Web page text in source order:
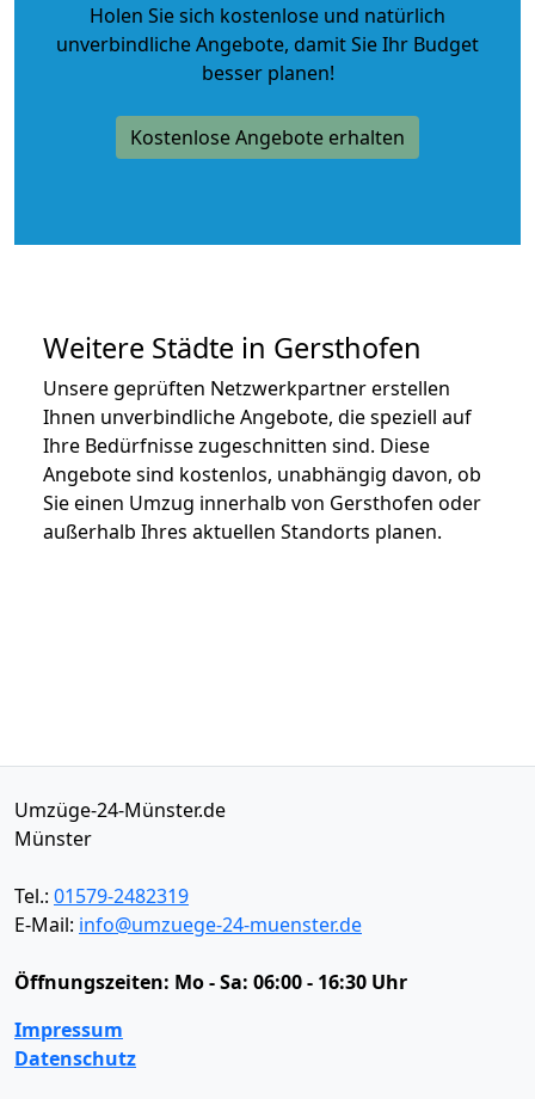
Holen Sie sich kostenlose und natürlich
unverbindliche Angebote, damit Sie Ihr Budget
besser planen!
Kostenlose Angebote erhalten
Weitere Städte in Gersthofen
Unsere geprüften Netzwerkpartner erstellen
Ihnen unverbindliche Angebote, die speziell auf
Ihre Bedürfnisse zugeschnitten sind. Diese
Angebote sind kostenlos, unabhängig davon, ob
Sie einen Umzug innerhalb von Gersthofen oder
außerhalb Ihres aktuellen Standorts planen.
Umzüge-24-Münster.de
Münster
Tel.: 01579-2482319
E-Mail: info@umzuege-24-muenster.de
Öffnungszeiten: Mo - Sa: 06:00 - 16:30 Uhr
Impressum
Datenschutz